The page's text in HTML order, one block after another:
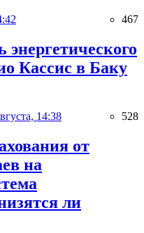
467
Кассис в Баку
14:38 528
от
на
ли